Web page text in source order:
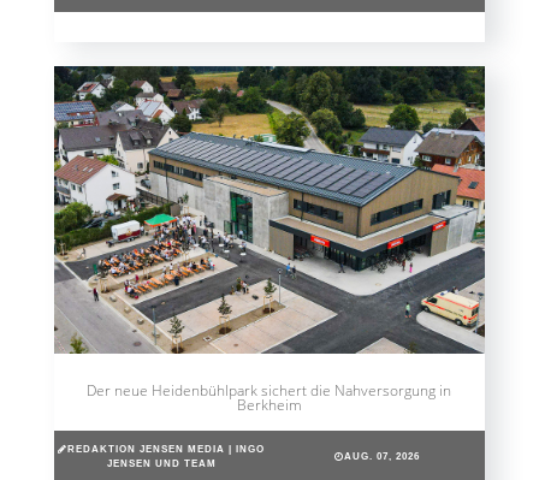
Der neue Heidenbühlpark sichert die Nahversorgung in
Berkheim
REDAKTION JENSEN MEDIA | INGO
JENSEN UND TEAM
AUG. 07, 2026